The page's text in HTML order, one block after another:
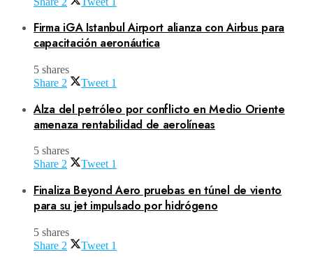
Firma iGA Istanbul Airport alianza con Airbus para
capacitación aeronáutica
5 shares
Share 2 Tweet 1
Alza del petróleo por conflicto en Medio Oriente
amenaza rentabilidad de aerolíneas
5 shares
Share 2 Tweet 1
Finaliza Beyond Aero pruebas en túnel de viento
para su jet impulsado por hidrógeno
5 shares
Share 2 Tweet 1